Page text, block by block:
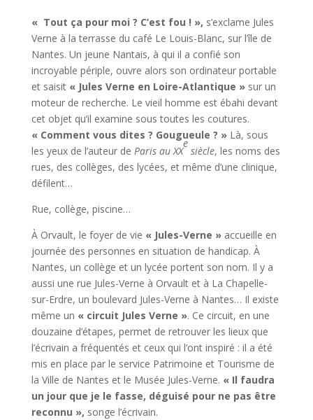
« Tout ça pour moi ? C’est fou ! », s’exclame Jules
Verne à la terrasse du café Le Louis-Blanc, sur l’île de
Nantes. Un jeune Nantais, à qui il a confié son
incroyable périple, ouvre alors son ordinateur portable
et saisit « Jules Verne en Loire-Atlantique »sur un
moteur de recherche. Le vieil homme est ébahi devant
cet objet qu’il examine sous toutes les coutures.
« Comment vous dites ? Gougueule ? »Là, sous
les yeux de l’auteur de Paris au XX
e
siècle, les noms des
rues, des collèges, des lycées, et même d’une clinique,
défilent…
Rue, collège, piscine…
À Orvault, le foyer de vie « Jules-Verne »accueille en
journée des personnes en situation de handicap. À
Nantes, un collège et un lycée portent son nom. Il y a
aussi une rue Jules-Verne à Orvault et à La Chapelle-
sur-Erdre, un boulevard Jules-Verne à Nantes… Il existe
même un « circuit Jules Verne ». Ce circuit, en une
douzaine d’étapes, permet de retrouver les lieux que
l’écrivain a fréquentés et ceux qui l’ont inspiré : il a été
mis en place par le service Patrimoine et Tourisme de
la Ville de Nantes et le Musée Jules-Verne. « Il faudra
un jour que je le fasse, déguisé pour ne pas être
reconnu », songe l’écrivain.